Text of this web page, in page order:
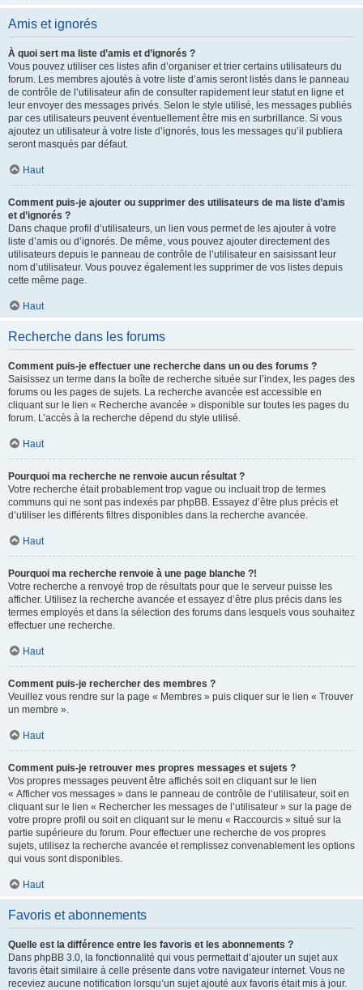
Amis et ignorés
À quoi sert ma liste d’amis et d’ignorés ?
Vous pouvez utiliser ces listes afin d’organiser et trier certains utilisateurs du
forum. Les membres ajoutés à votre liste d’amis seront listés dans le panneau
de contrôle de l’utilisateur afin de consulter rapidement leur statut en ligne et
leur envoyer des messages privés. Selon le style utilisé, les messages publiés
par ces utilisateurs peuvent éventuellement être mis en surbrillance. Si vous
ajoutez un utilisateur à votre liste d’ignorés, tous les messages qu’il publiera
seront masqués par défaut.
Haut
Comment puis-je ajouter ou supprimer des utilisateurs de ma liste d’amis
et d’ignorés ?
Dans chaque profil d’utilisateurs, un lien vous permet de les ajouter à votre
liste d’amis ou d’ignorés. De même, vous pouvez ajouter directement des
utilisateurs depuis le panneau de contrôle de l’utilisateur en saisissant leur
nom d’utilisateur. Vous pouvez également les supprimer de vos listes depuis
cette même page.
Haut
Recherche dans les forums
Comment puis-je effectuer une recherche dans un ou des forums ?
Saisissez un terme dans la boîte de recherche située sur l’index, les pages des
forums ou les pages de sujets. La recherche avancée est accessible en
cliquant sur le lien « Recherche avancée » disponible sur toutes les pages du
forum. L’accès à la recherche dépend du style utilisé.
Haut
Pourquoi ma recherche ne renvoie aucun résultat ?
Votre recherche était probablement trop vague ou incluait trop de termes
communs qui ne sont pas indexés par phpBB. Essayez d’être plus précis et
d’utiliser les différents filtres disponibles dans la recherche avancée.
Haut
Pourquoi ma recherche renvoie à une page blanche ?!
Votre recherche a renvoyé trop de résultats pour que le serveur puisse les
afficher. Utilisez la recherche avancée et essayez d’être plus précis dans les
termes employés et dans la sélection des forums dans lesquels vous souhaitez
effectuer une recherche.
Haut
Comment puis-je rechercher des membres ?
Veuillez vous rendre sur la page « Membres » puis cliquer sur le lien « Trouver
un membre ».
Haut
Comment puis-je retrouver mes propres messages et sujets ?
Vos propres messages peuvent être affichés soit en cliquant sur le lien
« Afficher vos messages » dans le panneau de contrôle de l’utilisateur, soit en
cliquant sur le lien « Rechercher les messages de l’utilisateur » sur la page de
votre propre profil ou soit en cliquant sur le menu « Raccourcis » situé sur la
partie supérieure du forum. Pour effectuer une recherche de vos propres
sujets, utilisez la recherche avancée et remplissez convenablement les options
qui vous sont disponibles.
Haut
Favoris et abonnements
Quelle est la différence entre les favoris et les abonnements ?
Dans phpBB 3.0, la fonctionnalité qui vous permettait d’ajouter un sujet aux
favoris était similaire à celle présente dans votre navigateur internet. Vous ne
receviez aucune notification lorsqu’un sujet ajouté aux favoris était mis à jour.